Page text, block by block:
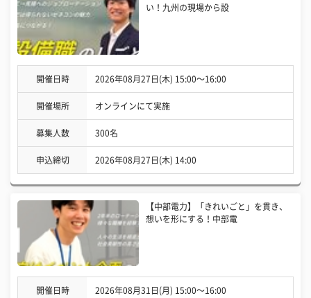
い！九州の現場から設
開催日時 2026年08月27日(木) 15:00〜16:00
開催場所 オンラインにて実施
募集人数 300名
申込締切 2026年08月27日(木) 14:00
【中部電力】「きれいごと」を貫き、
想いを形にする！中部電
開催日時 2026年08月31日(月) 15:00〜16:00